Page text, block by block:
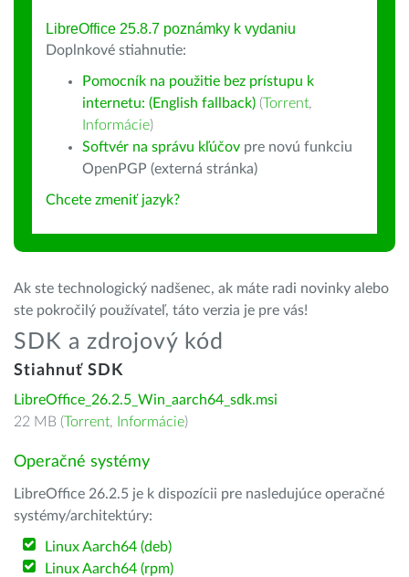
LibreOffice 25.8.7 poznámky k vydaniu
Doplnkové stiahnutie:
Pomocník na použitie bez prístupu k
internetu: (English fallback) (Torrent,
Informácie)
Softvér na správu kľúčov pre novú funkciu
OpenPGP (externá stránka)
Chcete zmeniť jazyk?
Ak ste technologický nadšenec, ak máte radi novinky alebo
ste pokročilý používateľ, táto verzia je pre vás!
SDK a zdrojový kód
Stiahnuť SDK
LibreOffice_26.2.5_Win_aarch64_sdk.msi
22 MB (Torrent, Informácie)
Operačné systémy
LibreOffice 26.2.5 je k dispozícii pre nasledujúce operačné
systémy/architektúry:
Linux Aarch64 (deb)
Linux Aarch64 (rpm)